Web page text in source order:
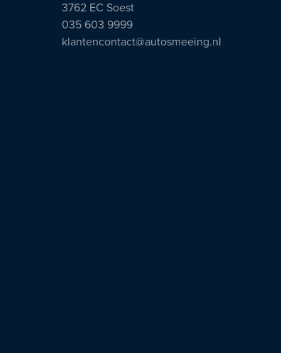
3762 EC Soest
035 603 9999
klantencontact@autosmeeing.nl